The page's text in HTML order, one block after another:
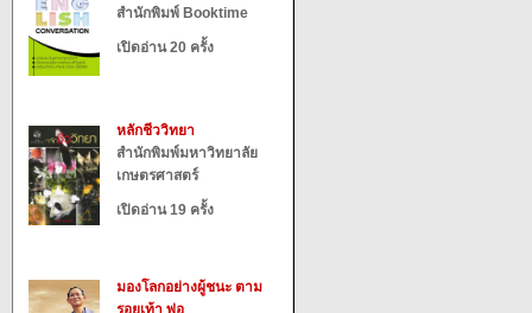
สำนักพิมพ์ Booktime
เปิดอ่าน 20 ครั้ง
หลักชีววิทยา
สำนักพิมพ์มหาวิทยาลัย
เกษตรศาสตร์
เปิดอ่าน 19 ครั้ง
มองโลกอย่างผู้ชนะ ตาม
รอยเท้า พ่อ